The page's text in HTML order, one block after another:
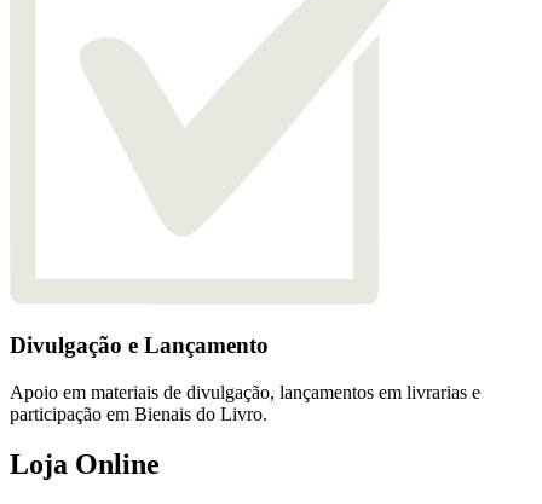
Divulgação e Lançamento
Apoio em materiais de divulgação, lançamentos em livrarias e
participação em Bienais do Livro.
Loja Online